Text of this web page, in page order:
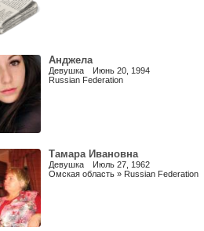
Анджела
Девушка Июнь 20, 1994
Russian Federation
Тамара Ивановна
Девушка Июль 27, 1962
Омская область » Russian Federation